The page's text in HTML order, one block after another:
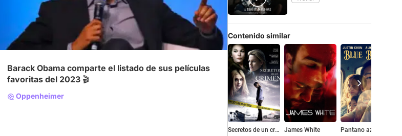
# Documental # Terror
Barack Obama comparte el listado de sus películas
favoritas del 2023 🎬
Oppenheimer
Contenido similar
Secretos de un crimen James White Pantano azul